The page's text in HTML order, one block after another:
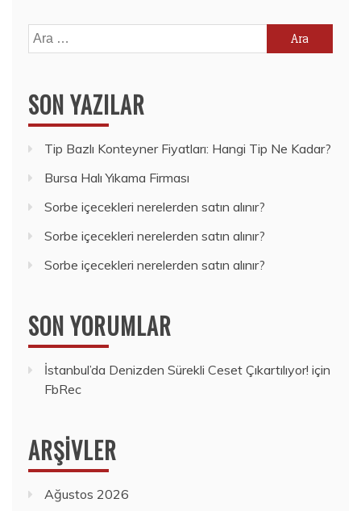
Arama:
SON YAZILAR
Tip Bazlı Konteyner Fiyatları: Hangi Tip Ne Kadar?
Bursa Halı Yıkama Firması
Sorbe içecekleri nerelerden satın alınır?
Sorbe içecekleri nerelerden satın alınır?
Sorbe içecekleri nerelerden satın alınır?
SON YORUMLAR
İstanbul’da Denizden Sürekli Ceset Çıkartılıyor! için
FbRec
ARŞIVLER
Ağustos 2026